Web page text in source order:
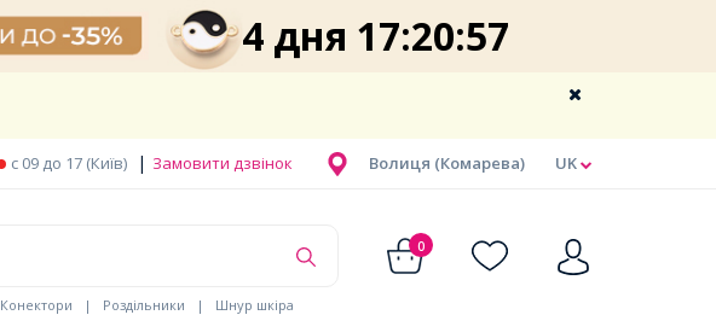
4 дня 17:20:56
UK
Волиця (Комарева)
c 09 до 17 (Київ) | Замовити дзвінок
0
Конектори | Роздільники | Шнур шкіра